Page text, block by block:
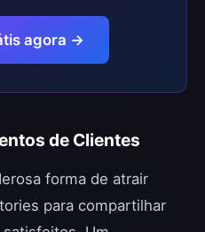
agora →
de Clientes
forma de atrair
para compartilhar